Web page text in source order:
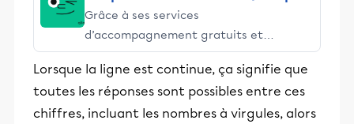
Grâce à ses services
d’accompagnement gratuits et
stimulants, Alloprof engage les élèves
et leurs parents dans la réussite
éducative.
Lorsque la ligne est continue, ça signifie que
toutes les réponses sont possibles entre ces
chiffres, incluant les nombres à virgules, alors